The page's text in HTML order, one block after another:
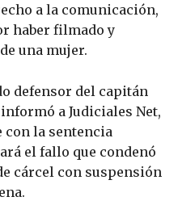
a la comunicación,
haber filmado y
una mujer.
defensor del capitán
a Judiciales Net,
con la sentencia
el fallo que condenó
cárcel con suspensión